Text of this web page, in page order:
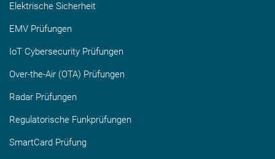
Elektrische Sicherheit
EMV Prüfungen
IoT Cybersecurity Prüfungen
Over-the-Air (OTA) Prüfungen
Radar Prüfungen
Regulatorische Funkprüfungen
SmartCard Prüfung